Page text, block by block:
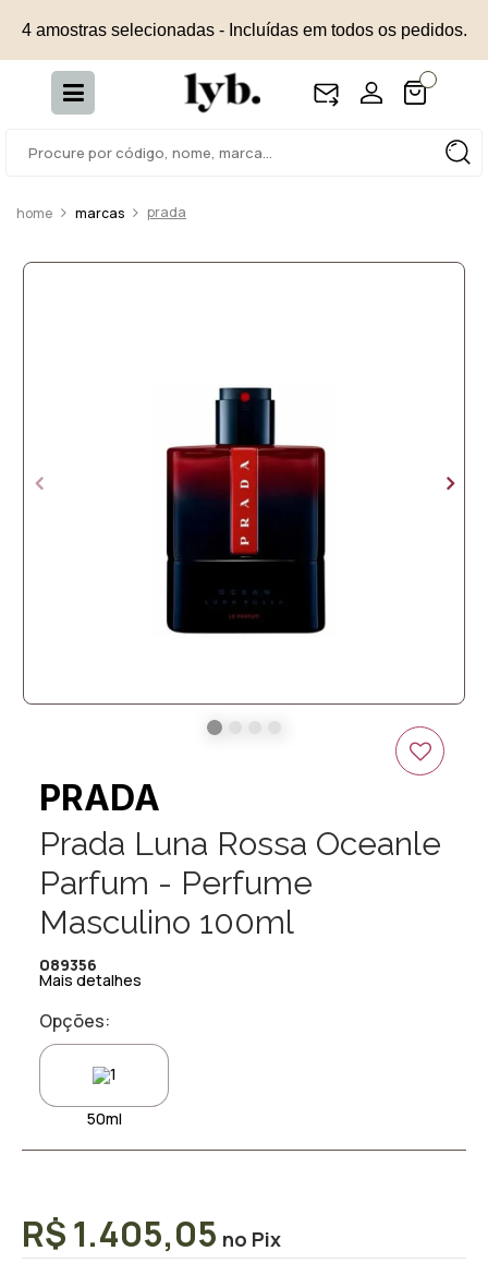
4 amostras selecionadas - Incluídas em todos os pedidos.
marcas prada
PRADA
Prada Luna Rossa Oceanle
Parfum - Perfume
Masculino 100ml
089356
Mais detalhes
Opções:
50ml
R$ 1.405,05